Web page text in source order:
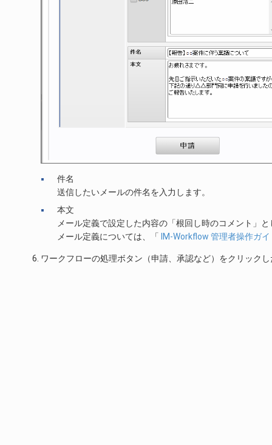
件名
送信したいメールの件名を入力します。
本文
メール定義で設定した内容の「根回し時のコメント」
メール定義については、「
IM-Workflow 管理者操作ガイ
ワークフローの処理ボタン（申請、承認など）をクリック